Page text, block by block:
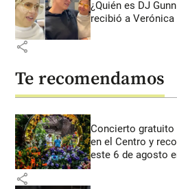
¿Quién es DJ
recibió a
share
Te recomendamos
Concierto gratuito
en el Centro y
este 6 de agosto
share